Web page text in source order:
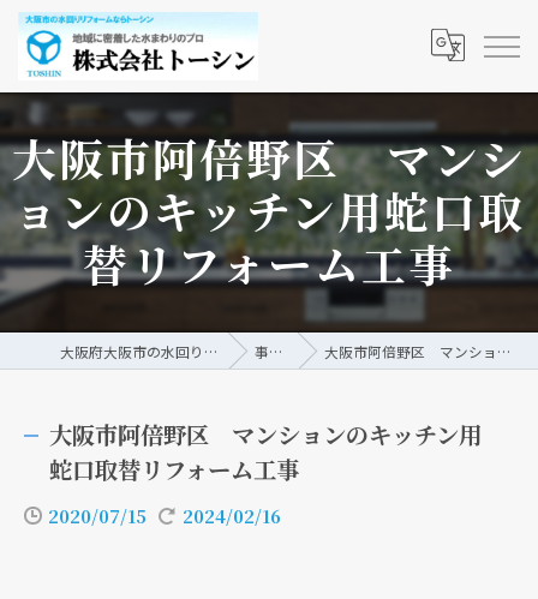
大阪市阿倍野区 マンシ
ョンのキッチン用蛇口取
替リフォーム工事
大阪府大阪市の水回りリフォームなら株式会社トーシン 事例/ブログ 大阪市阿倍野区 マンションのキッチン用蛇口取替リフォーム工事
大阪市阿倍野区 マンションのキッチン用
蛇口取替リフォーム工事
2020/07/15 2024/02/16